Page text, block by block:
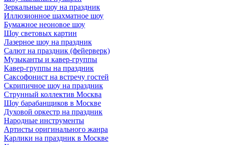
Зеркальные шоу на праздник
Иллюзионное шахматное шоу
Бумажное неоновое шоу
Шоу световых картин
Лазерное шоу на праздник
Салют на праздник (фейерверк)
Музыканты и кавер-группы
Кавер-группы на праздник
Саксофонист на встречу гостей
Скрипичное шоу на праздник
Струнный коллектив Москва
Шоу барабанщиков в Москве
Духовой оркестр на праздник
Народные инструменты
Артисты оригинального жанра
Карлики на праздник в Москве